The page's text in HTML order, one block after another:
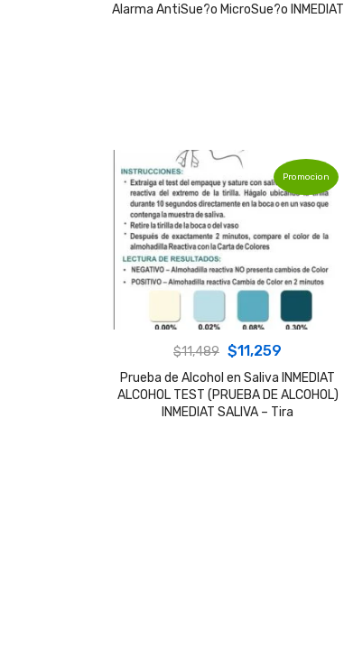
Alarma AntiSue?o MicroSue?o INMEDIAT
Promocion
$11,489 Original
price
was:
$11,259
price
is:
Prueba de Alcohol en Saliva INMEDIAT
ALCOHOL TEST (PRUEBA DE ALCOHOL)
INMEDIAT SALIVA – Tira